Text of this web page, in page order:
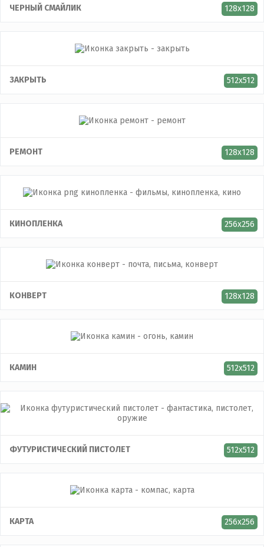
ЧЕРНЫЙ СМАЙЛИК 128x128
ЗАКРЫТЬ 512x512
РЕМОНТ 128x128
КИНОПЛЕНКА 256x256
КОНВЕРТ 128x128
КАМИН 512x512
ФУТУРИСТИЧЕСКИЙ ПИСТОЛЕТ 512x512
КАРТА 256x256